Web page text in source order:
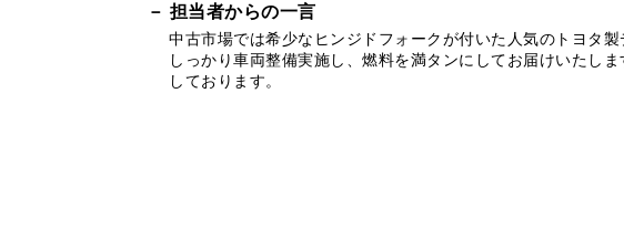
担当者からの一言
中古市場では希少なヒンジドフォークが付いた人気のトヨタ
しっかり車両整備実施し、燃料を満タンにしてお届けいたし
しております。